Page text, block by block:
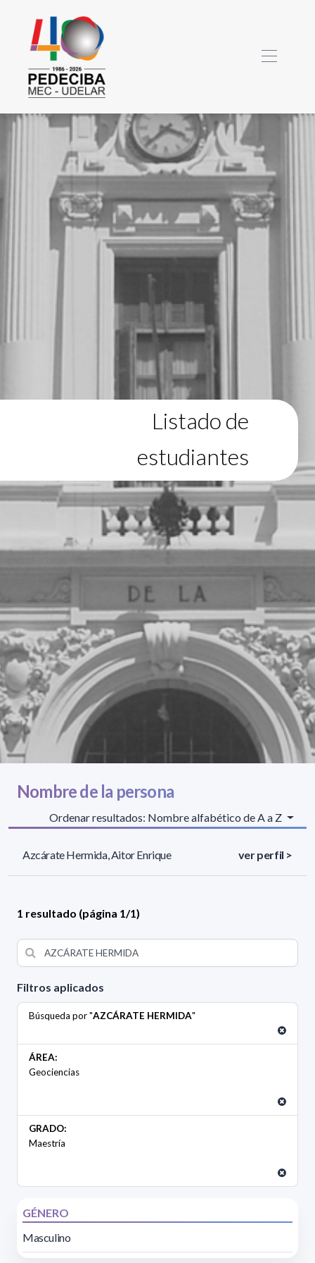
Listado de
estudiantes
Filtros aplicados
Búsqueda por "AZCÁRATE HERMIDA"
ÁREA:
Geociencias
GRADO:
Maestría
GÉNERO
Masculino
Nombre de la persona
Ordenar resultados: Nombre alfabético de A a Z
Azcárate Hermida, Aitor Enrique ver perfil >
1 resultado (página 1/1)